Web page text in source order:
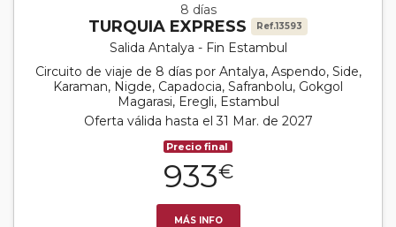
8 días
TURQUIA EXPRESS Ref.13593
Salida Antalya - Fin Estambul
Circuito de viaje de 8 días por Antalya, Aspendo, Side,
Karaman, Nigde, Capadocia, Safranbolu, Gokgol
Magarasi, Eregli, Estambul
Oferta válida hasta el 31 Mar. de 2027
Precio final
933€
MÁS INFO